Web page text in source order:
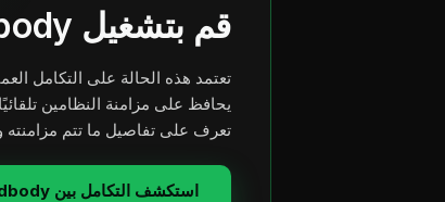
قم بتشغيل Mindbody و HubSpot كنظام واحد
يحافظ على مزامنة النظامين
تعرف على تفاصيل ما تتم مزامنته
استكشف التكامل بين Mindbody و HubSpot